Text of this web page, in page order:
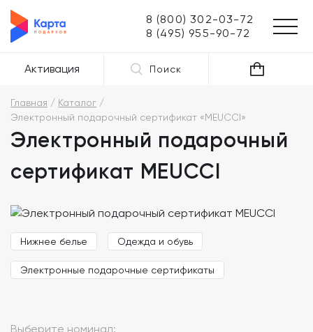
8 (800) 302-03-72
8 (495) 955-90-72
Активация Поиск
Главная
Каталог
Электронный подарочный сертификат «MEUCCI»
Электронный подарочный
сертификат MEUCCI
Нижнее белье Одежда и обувь
Электронные подарочные сертификаты
Выберите номинал: